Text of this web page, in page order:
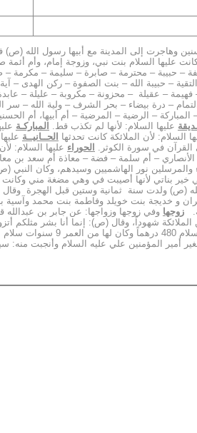
وهاجرت إلى المدينة مع أبيها رسول الله
عليها السلام بنت نبي، وزوجة إمام، وأم أئمة
– حبيبة – محترمة – صابرة – سليمة –
– حبيبة الله – بنت الصفوة – ركن الهدى
– عقيلة – محزونة – مكروبة – عليلة –
– درة بيضاء – بحر الشرف – ولية الله –
– الرضية – المرضية – أم أبيها، أم
عليها السلام: لأنها لم تكذب قط. المباركـة
السلام: لأن الملائكة كانت تحدثها الحــانيــة
القرآن في سورة الكوثر. الحوراء عليها السلام:
– أم سلمة – فضة – معاذة أم سعد بن
والمرسلين نور الهاشميين وسيدهم، وكان
بناتي لأنها أصيبت في وهي مضغة مني وكانت
الله (ص) ولدت سنة ثمانية وستين قبل
زوجها وفي زوجها وزواجها: عن جابر بن
شهوداً، وقال (ص): إنما أنا بشر مثلكم
تزويجها في الأرض
أمير المؤمنين علي عليه السلام وأنجبت